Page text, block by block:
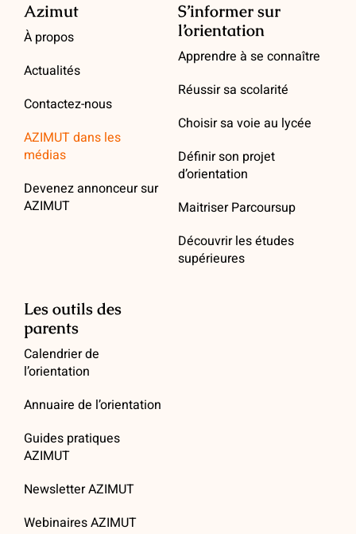
Azimut
À propos
Actualités
Contactez-nous
AZIMUT dans les
médias
Devenez annonceur sur
AZIMUT
S’informer sur
l’orientation
Apprendre à se connaître
Réussir sa scolarité
Choisir sa voie au lycée
Définir son projet
d’orientation
Maitriser Parcoursup
Découvrir les études
supérieures
Les outils des
parents
Calendrier de
l’orientation
Annuaire de l’orientation
Guides pratiques
AZIMUT
Newsletter AZIMUT
Webinaires AZIMUT